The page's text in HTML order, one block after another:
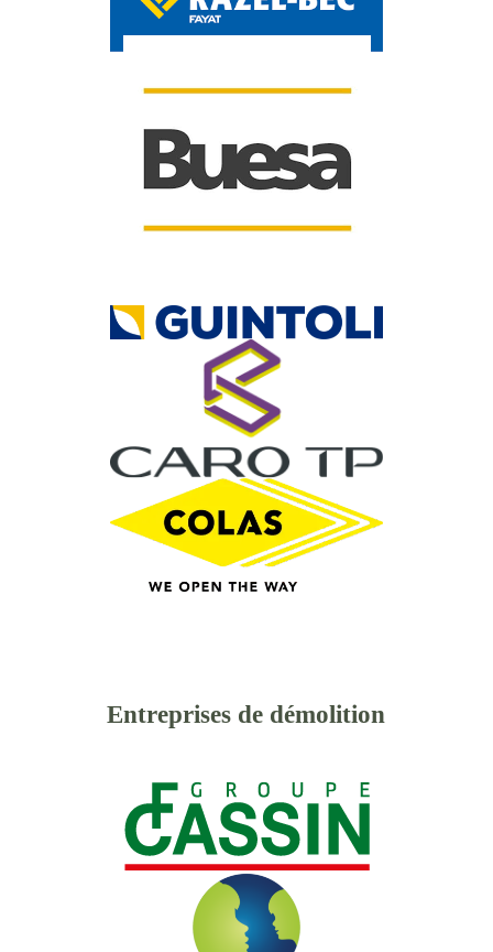
Entreprises de démolition